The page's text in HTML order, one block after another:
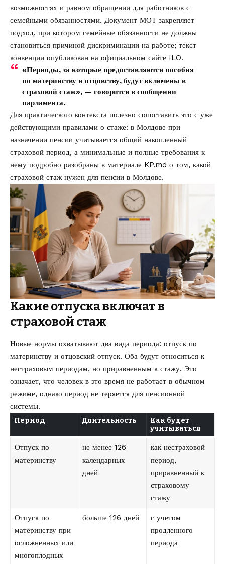
возможностях и равном обращении для работников с
семейными обязанностями. Документ МОТ закрепляет
подход, при котором семейные обязанности не должны
становиться причиной дискриминации на работе; текст
конвенции опубликован на официальном сайте ILO.
«Периоды, за которые предоставляются пособия
по материнству и отцовству, будут включены в
страховой стаж», — говорится в сообщении
парламента.
Для практического контекста полезно сопоставить это с уже
действующими правилами о стаже: в Молдове при
назначении пенсии учитывается общий накопленный
страховой период, а минимальные и полные требования к
нему подробно разобраны в материале KP.md о том, какой
страховой стаж нужен для пенсии в Молдове.
Какие отпуска включат в
страховой стаж
Новые нормы охватывают два вида периода: отпуск по
материнству и отцовский отпуск. Оба будут относиться к
нестраховым периодам, но приравненным к стажу. Это
означает, что человек в это время не работает в обычном
режиме, однако период не теряется для пенсионной
системы.
Период Длительность
Как будет
учитываться
Отпуск по
материнству
не менее 126
календарных
дней
как нестраховой
период,
приравненный к
страховому
стажу
Отпуск по
материнству при
осложненных или
многоплодных
больше 126 дней
с учетом
продленного
периода